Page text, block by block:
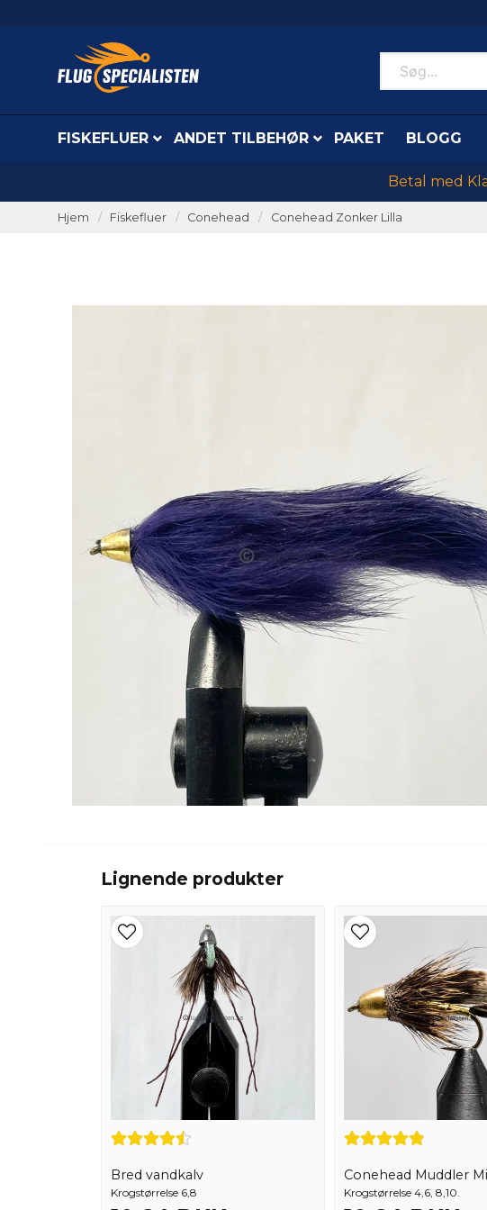
FISKEFLUER ANDET TILBEHØR PAKET BLOGG
Betal med
Hjem Fiskefluer Conehead Conehead Zonker Lilla
Lignende produkter
Bred vandkalv
Krogstørrelse 6,8
Conehead Muddler
Krogstørrelse 4,6, 8,10.